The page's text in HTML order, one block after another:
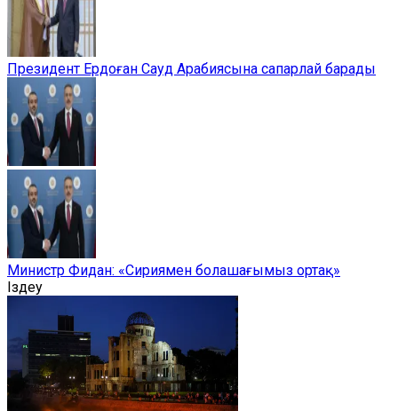
Президент Ердоған Сауд Арабиясына сапарлай барады
Министр Фидан: «Сириямен болашағымыз ортақ»
Іздеу